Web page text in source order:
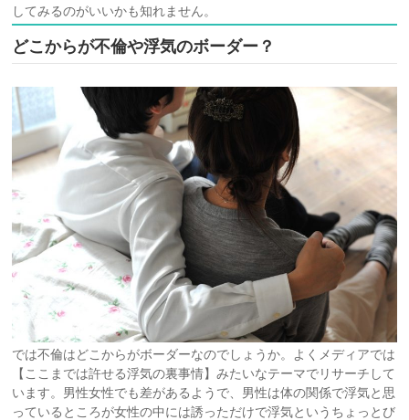
してみるのがいいかも知れません。
どこからが不倫や浮気のボーダー？
では不倫はどこからがボーダーなのでしょうか。よくメディアでは
【ここまでは許せる浮気の裏事情】みたいなテーマでリサーチして
います。男性女性でも差があるようで、男性は体の関係で浮気と思
っているところが女性の中には誘っただけで浮気というちょっとび